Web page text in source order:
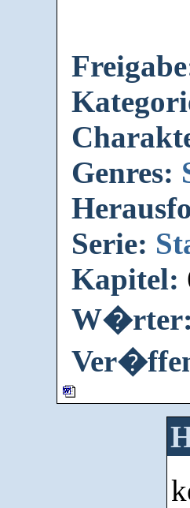
Genres:
Serie:
Kapitel:
W�rter: